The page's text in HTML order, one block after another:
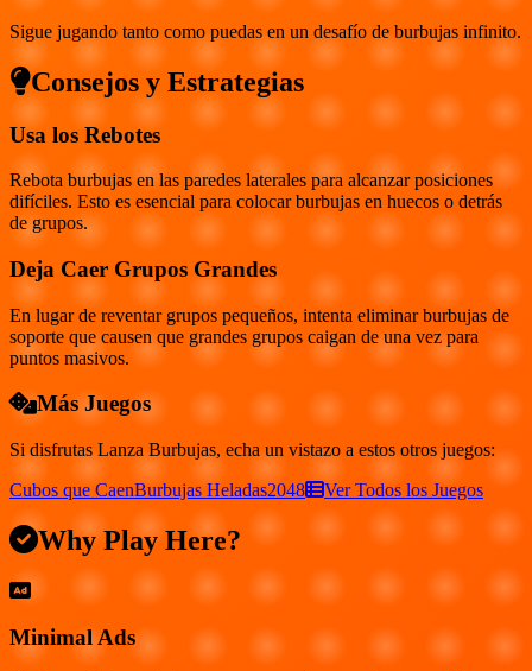
Sigue jugando tanto como puedas en un desafío de burbujas infinito.
Consejos y Estrategias
Usa los Rebotes
Rebota burbujas en las paredes laterales para alcanzar posiciones
difíciles. Esto es esencial para colocar burbujas en huecos o detrás
de grupos.
Deja Caer Grupos Grandes
En lugar de reventar grupos pequeños, intenta eliminar burbujas de
soporte que causen que grandes grupos caigan de una vez para
puntos masivos.
Más Juegos
Si disfrutas Lanza Burbujas, echa un vistazo a estos otros juegos:
Cubos que CaenBurbujas Heladas2048 Ver Todos los Juegos
Why Play Here?
Minimal Ads